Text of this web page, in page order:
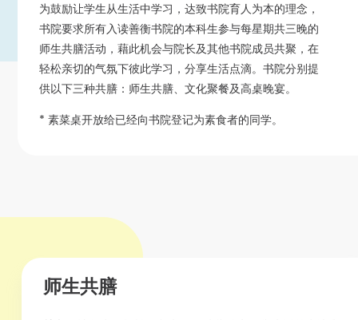
为鼓励让学生从生活中学习，达致书院育人为本的理念，
书院要求所有入读善衡书院的本科生参与每星期共三晚的
师生共膳活动，藉此机会与院长及其他书院成员共聚，在
轻松亲切的气氛下彼此学习，分享生活点滴。书院分别提
供以下三种共膳：师生共膳、文化聚餐及高桌晚宴。
* 素菜桌开放给已经向书院登记为素食者的同学。
师生共膳